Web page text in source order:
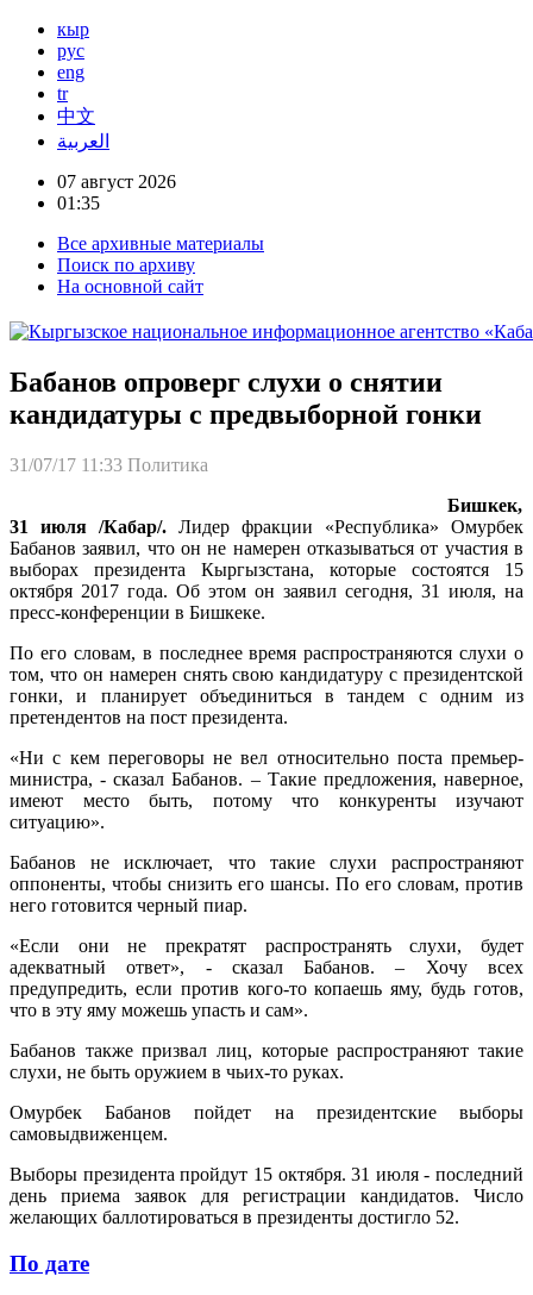
кыр
рус
eng
tr
中文
العربية
07 август 2026
01:35
Все архивные материалы
Поиск по архиву
На основной сайт
Бабанов опроверг слухи о снятии
кандидатуры с предвыборной гонки
31/07/17 11:33 Политика
Бишкек,
31 июля /Кабар/. Лидер фракции «Республика» Омурбек
Бабанов заявил, что он не намерен отказываться от участия в
выборах президента Кыргызстана, которые состоятся 15
октября 2017 года. Об этом он заявил сегодня, 31 июля, на
пресс-конференции в Бишкеке.
По его словам, в последнее время распространяются слухи о
том, что он намерен снять свою кандидатуру с президентской
гонки, и планирует объединиться в тандем с одним из
претендентов на пост президента.
«Ни с кем переговоры не вел относительно поста премьер-
министра, - сказал Бабанов. – Такие предложения, наверное,
имеют место быть, потому что конкуренты изучают
ситуацию».
Бабанов не исключает, что такие слухи распространяют
оппоненты, чтобы снизить его шансы. По его словам, против
него готовится черный пиар.
«Если они не прекратят распространять слухи, будет
адекватный ответ», - сказал Бабанов. – Хочу всех
предупредить, если против кого-то копаешь яму, будь готов,
что в эту яму можешь упасть и сам».
Бабанов также призвал лиц, которые распространяют такие
слухи, не быть оружием в чьих-то руках.
Омурбек Бабанов пойдет на президентские выборы
самовыдвиженцем.
Выборы президента пройдут 15 октября. 31 июля - последний
день приема заявок для регистрации кандидатов. Число
желающих баллотироваться в президенты достигло 52.
По дате